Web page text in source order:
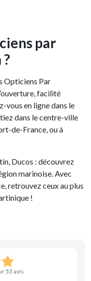
par
Opticiens Par
facilité
vous en ligne dans le
dans le centre-ville
de-France, ou à
Ducos : découvrez
marinoise. Avec
retrouvez ceux au plus
!
53 avis